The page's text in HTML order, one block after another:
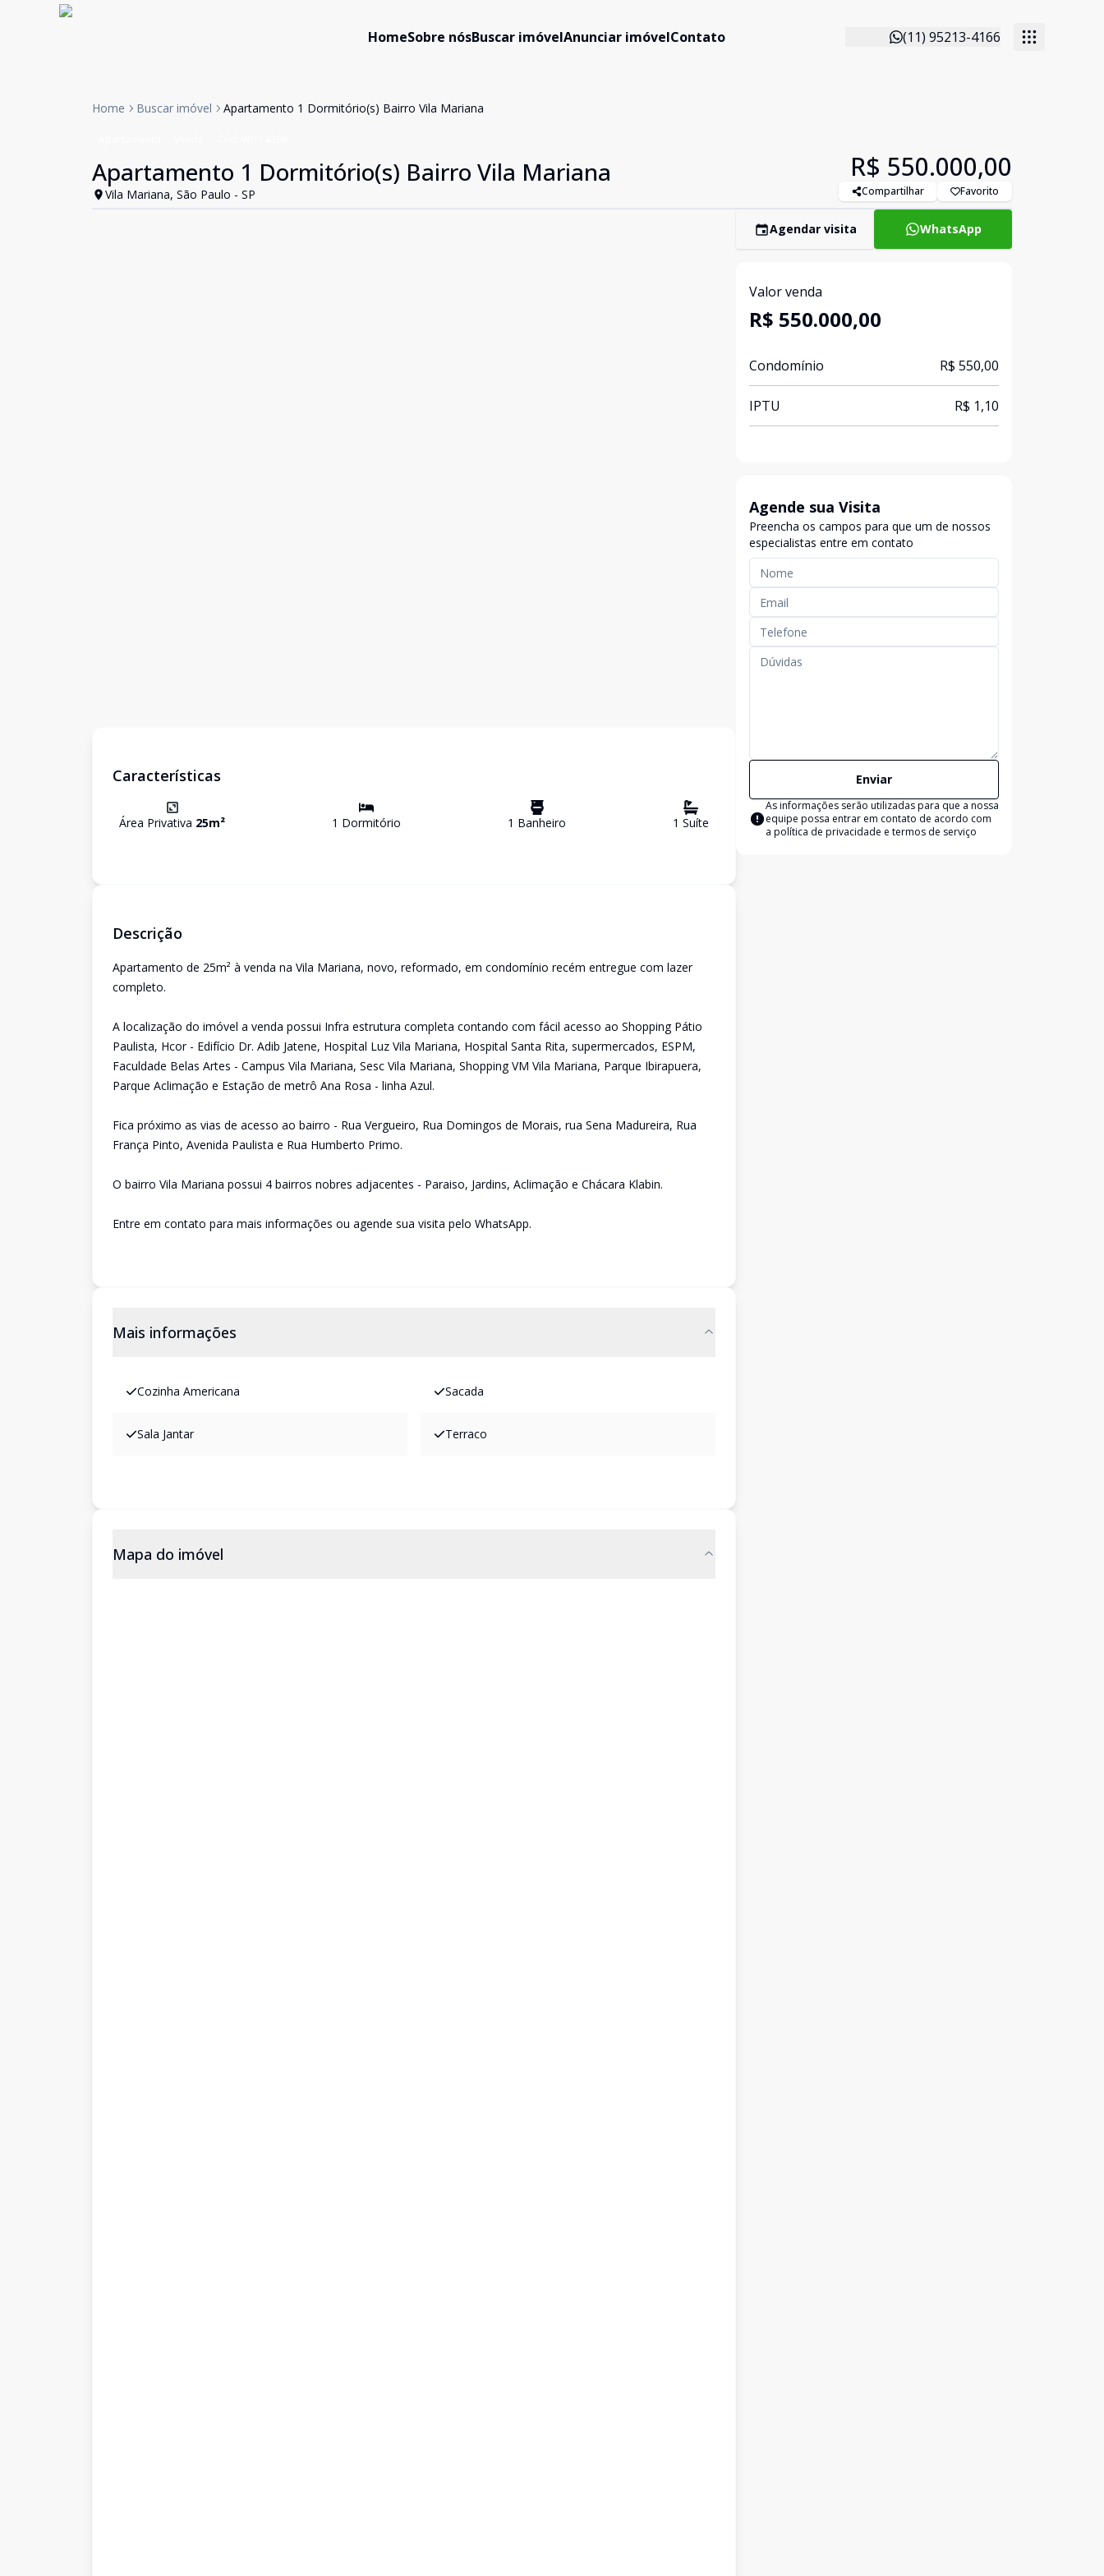
HomeSobre nósBuscar imóvelAnunciar imóvelContato (11) 95213-4166
Home Buscar imóvel Apartamento 1 Dormitório(s) Bairro Vila Mariana
Apartamento 1 Dormitório(s) Bairro Vila Mariana
Vila Mariana, São Paulo - SP
R$ 550.000,00
Compartilhar Favorito
Características
Área Privativa 25m² 1 Dormitório 1 Banheiro 1 Suíte
Descrição
Apartamento de 25m² à venda na Vila Mariana, novo, reformado, em condomínio recém entregue com lazer
completo.
A localização do imóvel a venda possui Infra estrutura completa contando com fácil acesso ao Shopping Pátio
Paulista, Hcor - Edifício Dr. Adib Jatene, Hospital Luz Vila Mariana, Hospital Santa Rita, supermercados, ESPM,
Faculdade Belas Artes - Campus Vila Mariana, Sesc Vila Mariana, Shopping VM Vila Mariana, Parque Ibirapuera,
Parque Aclimação e Estação de metrô Ana Rosa - linha Azul.
Fica próximo as vias de acesso ao bairro - Rua Vergueiro, Rua Domingos de Morais, rua Sena Madureira, Rua
França Pinto, Avenida Paulista e Rua Humberto Primo.
O bairro Vila Mariana possui 4 bairros nobres adjacentes - Paraiso, Jardins, Aclimação e Chácara Klabin.
Entre em contato para mais informações ou agende sua visita pelo WhatsApp.
Mais informações
Cozinha Americana Sacada
Sala Jantar Terraco
Mapa do imóvel
Agendar visita WhatsApp
Valor venda
R$ 550.000,00
Condomínio R$ 550,00
IPTU R$ 1,10
Agende sua Visita
Preencha os campos para que um de nossos
especialistas entre em contato
Enviar
As informações serão utilizadas para que a nossa
equipe possa entrar em contato de acordo com
a política de privacidade e termos de serviço